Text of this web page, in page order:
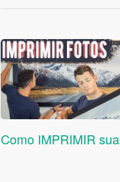
Como IMPRIMIR